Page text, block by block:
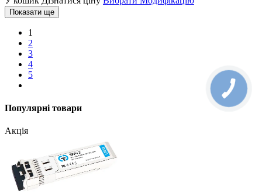
Показати ще
1
2
3
4
5
Популярні товари
Акція